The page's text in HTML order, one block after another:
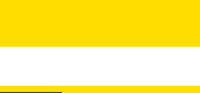
ノベーションマネジメント研究科について
ディア掲載・特集ページ
通アクセス
科目から学べる科目等履修生制度
業レポート
修科目（修士研究・ゼミ指導）